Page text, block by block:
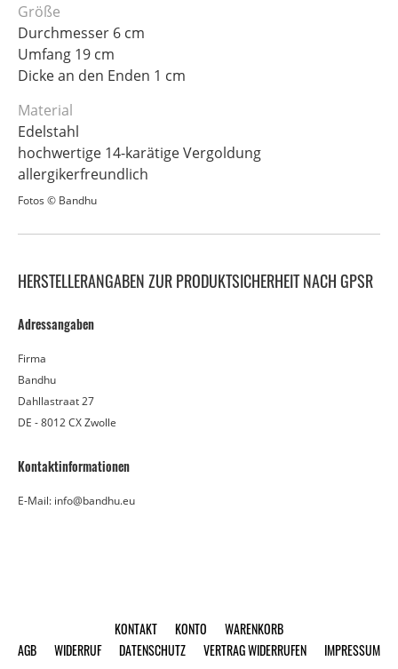
Größe
Durchmesser 6 cm
Umfang 19 cm
Dicke an den Enden 1 cm
Material
Edelstahl
hochwertige 14-karätige Vergoldung
allergikerfreundlich
Fotos © Bandhu
HERSTELLERANGABEN ZUR PRODUKTSICHERHEIT NACH GPSR
Adressangaben
Firma
Bandhu
Dahllastraat 27
DE - 8012 CX Zwolle
Kontaktinformationen
E-Mail: info@bandhu.eu
KONTAKT KONTO
WARENKORB
AGB
WIDERRUF DATENSCHUTZ VERTRAG WIDERRUFEN IMPRESSUM